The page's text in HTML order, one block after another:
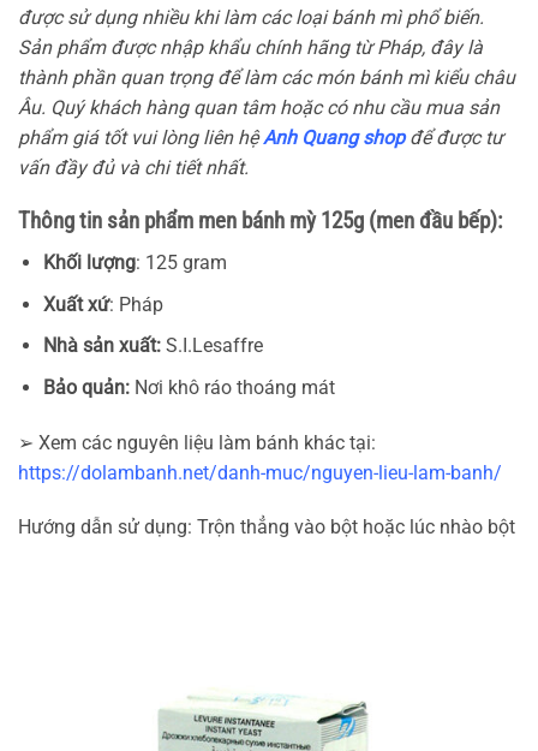
được sử dụng nhiều khi làm các loại bánh mì phổ biến.
Sản phẩm được nhập khẩu chính hãng từ Pháp, đây là
thành phần quan trọng để làm các món bánh mì kiểu châu
Âu. Quý khách hàng quan tâm hoặc có nhu cầu mua sản
phẩm giá tốt vui lòng liên hệAnh Quang shopđể được tư
vấn đầy đủ và chi tiết nhất.
Thông tin sản phẩm men bánh mỳ 125g (men đầu bếp):
Khối lượng: 125 gram
Xuất xứ: Pháp
Nhà sản xuất:S.I.Lesaffre
Bảo quản:Nơi khô ráo thoáng mát
➢ Xem các nguyên liệu làm bánh khác tại:
https://dolambanh.net/danh-muc/nguyen-lieu-lam-banh/
Hướng dẫn sử dụng: Trộn thẳng vào bột hoặc lúc nhào bột